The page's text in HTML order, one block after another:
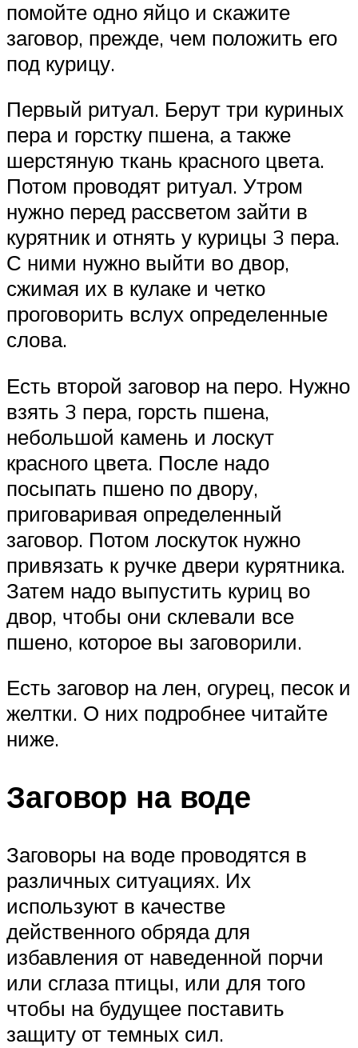
помойте одно яйцо и скажите
заговор, прежде, чем положить его
под курицу.
Первый ритуал. Берут три куриных
пера и горстку пшена, а также
шерстяную ткань красного цвета.
Потом проводят ритуал. Утром
нужно перед рассветом зайти в
курятник и отнять у курицы 3 пера.
С ними нужно выйти во двор,
сжимая их в кулаке и четко
проговорить вслух определенные
слова.
Есть второй заговор на перо. Нужно
взять 3 пера, горсть пшена,
небольшой камень и лоскут
красного цвета. После надо
посыпать пшено по двору,
приговаривая определенный
заговор. Потом лоскуток нужно
привязать к ручке двери курятника.
Затем надо выпустить куриц во
двор, чтобы они склевали все
пшено, которое вы заговорили.
Есть заговор на лен, огурец, песок и
желтки. О них подробнее читайте
ниже.
Заговор на воде
Заговоры на воде проводятся в
различных ситуациях. Их
используют в качестве
действенного обряда для
избавления от наведенной порчи
или сглаза птицы, или для того
чтобы на будущее поставить
защиту от темных сил.